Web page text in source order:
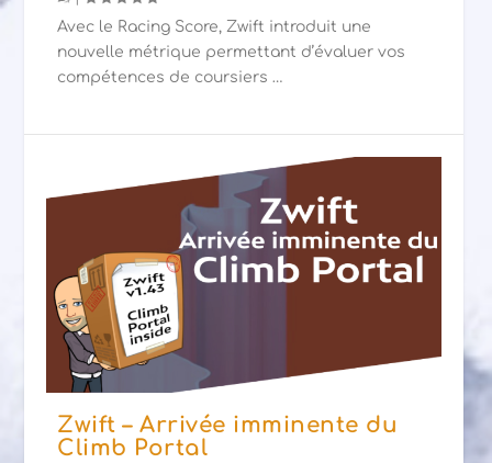
Avec le Racing Score, Zwift introduit une
nouvelle métrique permettant d’évaluer vos
compétences de coursiers …
Zwift – Arrivée imminente du
Climb Portal